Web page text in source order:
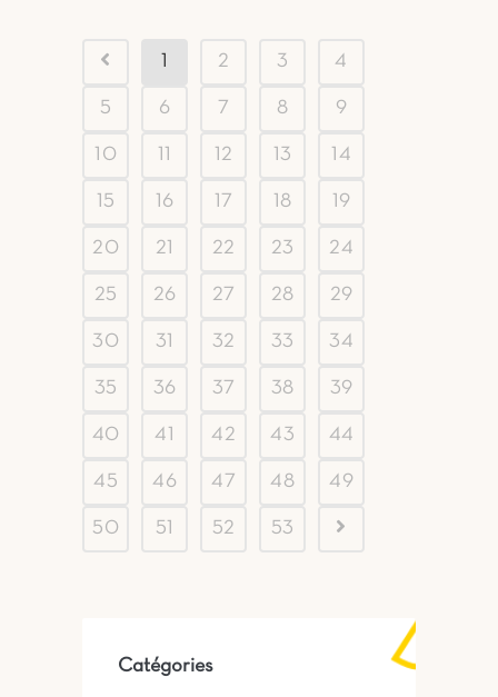
2 3 4
5 6 7 8 9
10 12 13 14
15 16 17 18 19
20 21 22 23 24
25 26 27 28 29
30 31 32 33 34
35 36 37 38 39
40 41 42 43 44
45 46 47 48 49
50 51 52 53
Catégories